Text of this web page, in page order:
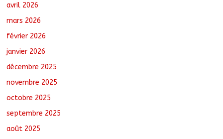
avril 2026
mars 2026
février 2026
janvier 2026
décembre 2025
novembre 2025
octobre 2025
septembre 2025
août 2025